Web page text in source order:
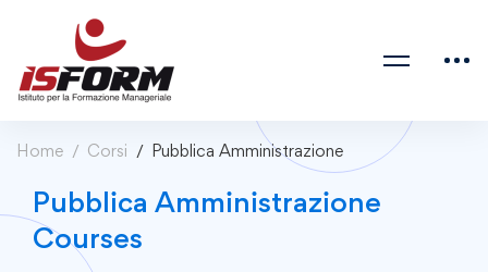
Home Corsi Pubblica Amministrazione
Pubblica Amministrazione
Courses